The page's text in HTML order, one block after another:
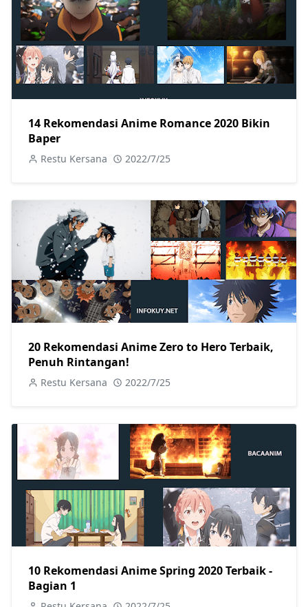
14 Rekomendasi Anime Romance 2020 Bikin
Baper
Restu Kersana 2022/7/25
20 Rekomendasi Anime Zero to Hero Terbaik,
Penuh Rintangan!
Restu Kersana 2022/7/25
10 Rekomendasi Anime Spring 2020 Terbaik -
Bagian 1